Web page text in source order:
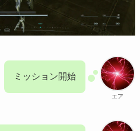
エア
ミッション開始